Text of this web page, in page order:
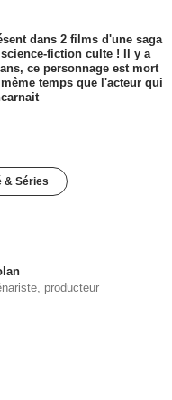
dans 2 films d'une saga
fiction culte ! Il y a
ce personnage est mort
temps que l'acteur qui
& Séries
producteur